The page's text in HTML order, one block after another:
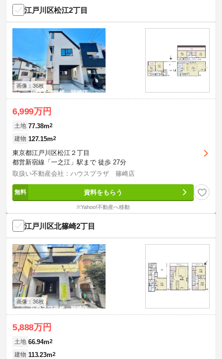
江戸川区松江2丁目
画像：36枚
6,999万円
土地 77.38m2
建物 127.15m2
東京都江戸川区松江２丁目
都営新宿線「一之江」駅まで 徒歩 27分
取扱い不動産会社：ハウスプラザ 篠崎店
資料をもらう
※Yahoo!不動産へ移動
江戸川区北篠崎2丁目
画像：36枚
5,888万円
土地 66.94m2
建物 113.23m2